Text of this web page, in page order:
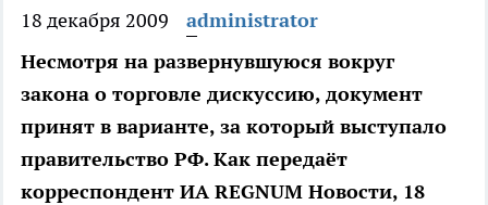
18 декабря 2009
administrator
Несмотря на развернувшуюся вокруг
закона о торговле дискуссию, документ
принят в варианте, за который выступало
правительство РФ. Как передаёт
корреспондент ИА REGNUM Новости, 18